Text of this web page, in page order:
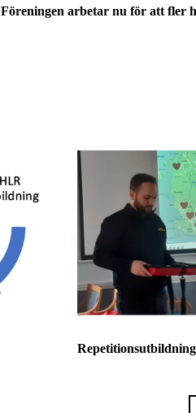
Föreningen arbetar nu för att fler
Repetitionsutbildning